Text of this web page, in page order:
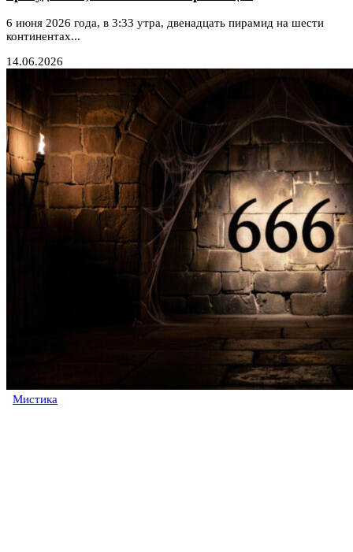
6 июня 2026 года, в 3:33 утра, двенадцать пирамид на шести
континентах...
14.06.2026
Мистика